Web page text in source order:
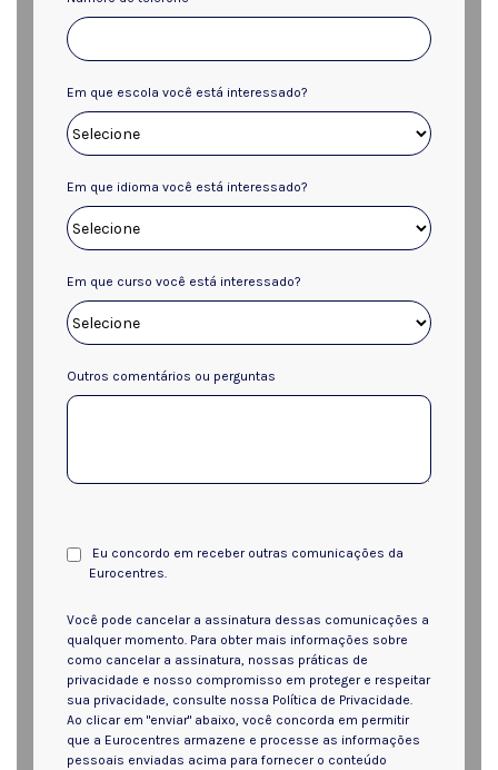
Em que escola você está interessado?
Em que idioma você está interessado?
Em que curso você está interessado?
Outros comentários ou perguntas
Eu concordo em receber outras comunicações da
Eurocentres.
Você pode cancelar a assinatura dessas comunicações a
qualquer momento. Para obter mais informações sobre
como cancelar a assinatura, nossas práticas de
privacidade e nosso compromisso em proteger e respeitar
sua privacidade, consulte nossa Política de Privacidade.
Ao clicar em "enviar" abaixo, você concorda em permitir
que a Eurocentres armazene e processe as informações
pessoais enviadas acima para fornecer o conteúdo